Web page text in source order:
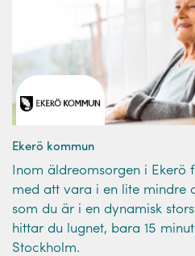
Ekerö kommun
Inom äldreomsorgen i
med att vara i en lite mindre
som du är i en dynamisk
hittar du lugnet, bara 15
Stockholm.